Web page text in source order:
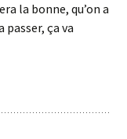
la bonne, qu’on a
passer, ça va